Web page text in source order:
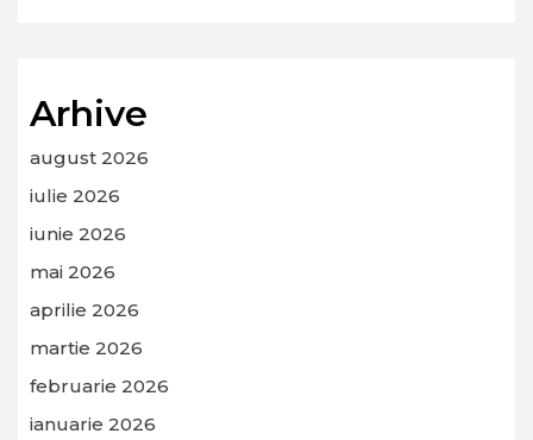
Arhive
august 2026
iulie 2026
iunie 2026
mai 2026
aprilie 2026
martie 2026
februarie 2026
ianuarie 2026